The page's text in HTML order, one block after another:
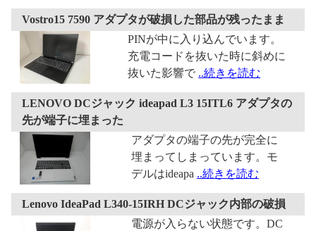
Vostro15 7590 アダプタが破損した部品が残ったまま
PINが中に入り込んでいます。
充電コードを抜いた時に斜めに
抜いた影響で ..続きを読む
LENOVO DCジャック ideapad L3 15ITL6 アダプタの
先が端⼦に埋まった
アダプタの端子の先が完全に
埋まってしまっています。モ
デルはideapa ..続きを読む
Lenovo IdeaPad L340-15IRH DCジャック内部の破損
電源が入らない状態です。DC